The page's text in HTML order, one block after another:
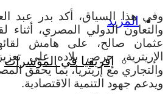
المزيد
إفريقيا في المؤشرات
وفي هذا السياق، أكد بدر عبد
والتعاون الدولي المصري، أثناء
عثمان صالح، على هامش
الإريترية، حرص بلاده على
والتجاري مع إريتريا، بما يحقق
ويدعم جهود التنمية الاقتصادية.